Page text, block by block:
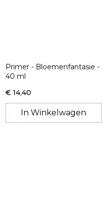
Primer - Bloemenfantasie -
40 ml
€ 14,40
In Winkelwagen